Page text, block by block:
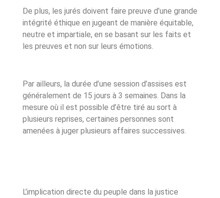
De plus, les jurés doivent faire preuve d’une grande
intégrité éthique en jugeant de manière équitable,
neutre et impartiale, en se basant sur les faits et
les preuves et non sur leurs émotions.
Par ailleurs, la durée d’une session d’assises est
généralement de 15 jours à 3 semaines. Dans la
mesure où il est possible d’être tiré au sort à
plusieurs reprises, certaines personnes sont
amenées à juger plusieurs affaires successives.
L’implication directe du peuple dans la justice